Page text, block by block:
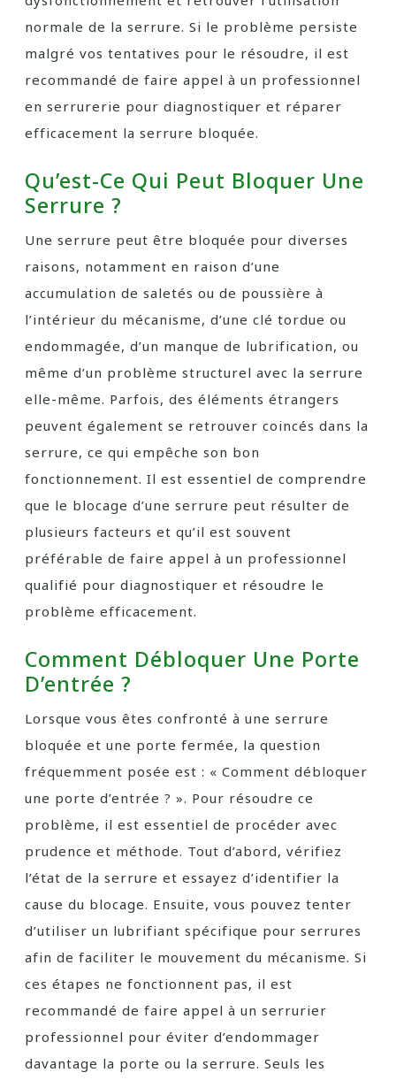
normale de la serrure. Si le problème persiste
malgré vos tentatives pour le résoudre, il est
recommandé de faire appel à un professionnel
en serrurerie pour diagnostiquer et réparer
efficacement la serrure bloquée.
Qu’est-Ce Qui Peut Bloquer Une
Serrure ?
Une serrure peut être bloquée pour diverses
raisons, notamment en raison d’une
accumulation de saletés ou de poussière à
l’intérieur du mécanisme, d’une clé tordue ou
endommagée, d’un manque de lubrification, ou
même d’un problème structurel avec la serrure
elle-même. Parfois, des éléments étrangers
peuvent également se retrouver coincés dans la
serrure, ce qui empêche son bon
fonctionnement. Il est essentiel de comprendre
que le blocage d’une serrure peut résulter de
plusieurs facteurs et qu’il est souvent
préférable de faire appel à un professionnel
qualifié pour diagnostiquer et résoudre le
problème efficacement.
Comment Débloquer Une Porte
D’entrée ?
Lorsque vous êtes confronté à une serrure
bloquée et une porte fermée, la question
fréquemment posée est : « Comment débloquer
une porte d’entrée ? ». Pour résoudre ce
problème, il est essentiel de procéder avec
prudence et méthode. Tout d’abord, vérifiez
l’état de la serrure et essayez d’identifier la
cause du blocage. Ensuite, vous pouvez tenter
d’utiliser un lubrifiant spécifique pour serrures
afin de faciliter le mouvement du mécanisme. Si
ces étapes ne fonctionnent pas, il est
recommandé de faire appel à un serrurier
professionnel pour éviter d’endommager
davantage la porte ou la serrure. Seuls les